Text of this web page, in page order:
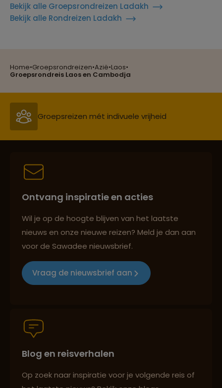
Home•Groepsrondreizen•Azië•Laos•
Groepsrondreis Laos en Cambodja
Bekijk alle Groepsrondreizen Ladakh
Bekijk alle Rondreizen Ladakh
Reizen met oog voor mens, cultuur en milieu
Groepsreizen mét indivuele vrijheid
Reiszekerheid met Sawadee
Persoonlijk en deskundig reisadvies
Groepsreizen mét indivuele vrijheid
Persoonlijk en deskundig reisadvies
Ontvang inspiratie en acties
Wil je op de hoogte blijven van het laatste
nieuws en onze nieuwe reizen? Meld je dan aan
voor de Sawadee nieuwsbrief.
Vraag de nieuwsbrief aan
Blog en reisverhalen
Op zoek naar inspiratie voor je volgende reis of